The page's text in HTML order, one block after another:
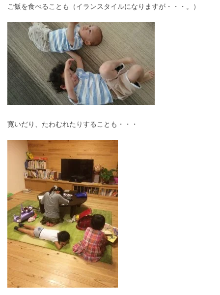
ご飯を食べることも（イランスタイルになりますが・・・。）
寛いだり、たわむれたりすることも・・・